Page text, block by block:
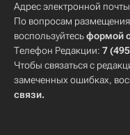
Адрес электронной
По вопросам
воспользуйтесьформой
Телефон Редакции: 7
Чтобы связаться с
замеченных ошибках,
связи.